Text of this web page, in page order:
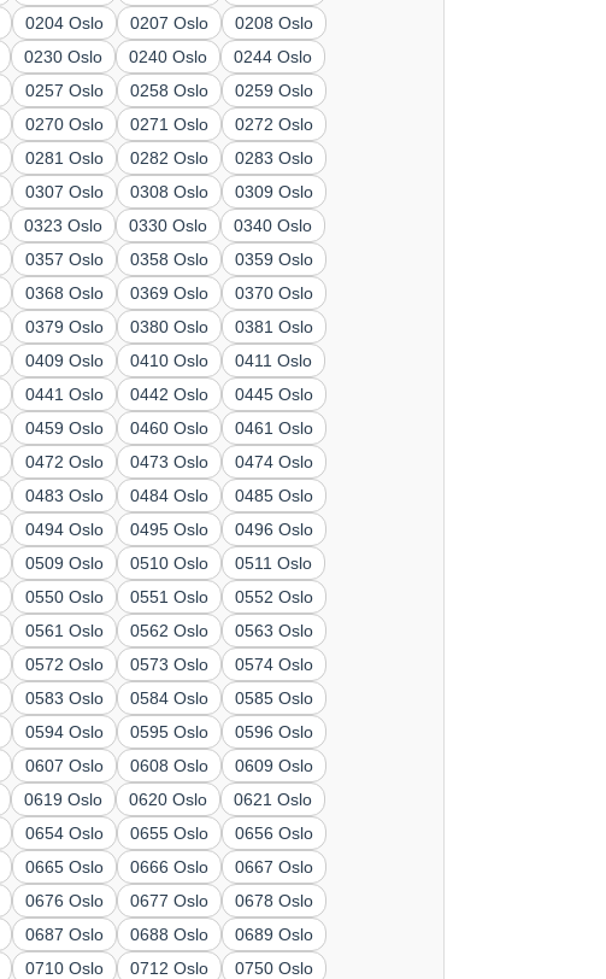
0204 Oslo 0207 Oslo
0208 Oslo
0230 Oslo 0240 Oslo
0244 Oslo
0257 Oslo 0258 Oslo
0259 Oslo
0270 Oslo 0271 Oslo
0272 Oslo
0281 Oslo 0282 Oslo
0283 Oslo
0307 Oslo 0308 Oslo
0309 Oslo
0323 Oslo 0330 Oslo
0340 Oslo
0357 Oslo 0358 Oslo
0359 Oslo
0368 Oslo 0369 Oslo
0370 Oslo
0379 Oslo 0380 Oslo
0381 Oslo
0409 Oslo 0410 Oslo
0411 Oslo
0441 Oslo 0442 Oslo
0445 Oslo
0459 Oslo 0460 Oslo
0461 Oslo
0472 Oslo 0473 Oslo
0474 Oslo
0483 Oslo 0484 Oslo
0485 Oslo
0494 Oslo 0495 Oslo
0496 Oslo
0509 Oslo 0510 Oslo
0511 Oslo
0550 Oslo 0551 Oslo
0552 Oslo
0561 Oslo 0562 Oslo
0563 Oslo
0572 Oslo 0573 Oslo
0574 Oslo
0583 Oslo 0584 Oslo
0585 Oslo
0594 Oslo 0595 Oslo
0596 Oslo
0607 Oslo 0608 Oslo
0609 Oslo
0619 Oslo 0620 Oslo
0621 Oslo
0654 Oslo 0655 Oslo
0656 Oslo
0665 Oslo 0666 Oslo
0667 Oslo
0676 Oslo 0677 Oslo
0678 Oslo
0687 Oslo 0688 Oslo
0689 Oslo
0710 Oslo 0712 Oslo
0750 Oslo